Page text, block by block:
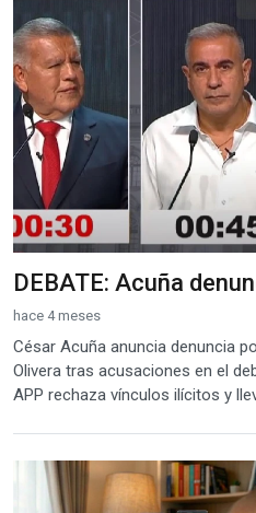
DEBATE: Acuña
hace 4 meses
César Acuña anuncia denuncia
Olivera tras acusaciones en el
APP rechaza vínculos ilícitos y